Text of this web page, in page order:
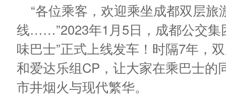
“各位乘客，欢迎乘坐成都双层
线……”2023年1月5日，成都公交集
味巴士”正式上线发车！时隔7年，
和爱达乐组CP，让大家在乘巴士
市井烟火与现代繁华。